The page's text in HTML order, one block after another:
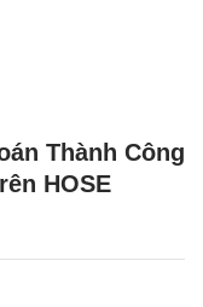
Thành Công
HOSE